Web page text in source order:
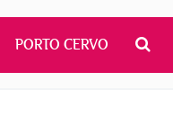
PORTO CERVO